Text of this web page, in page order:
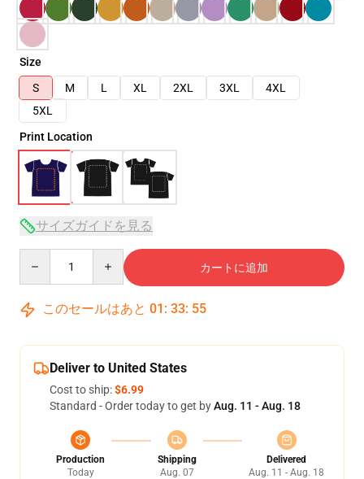
Size
S
M L XL 2XL 3XL
4XL
5XL
Print Location
サイズガイドを見る
カートに追加
このセールはあと 01 : 33: 54
Deliver to United States
Cost to ship:$6.99
Standard - Order today to get byAug. 11 - Aug. 18
Production
Today
Shipping
Aug. 07
Delivered
Aug. 11 - Aug. 18